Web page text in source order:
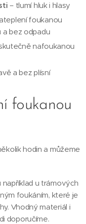
– tlumí hluk i hlasy
foukanou
a bez odpadu
nafoukanou
a bez plísní
foukanou
hodin a můžeme
u trámových
foukáním, které je
Vhodný materiál i
doporučíme.